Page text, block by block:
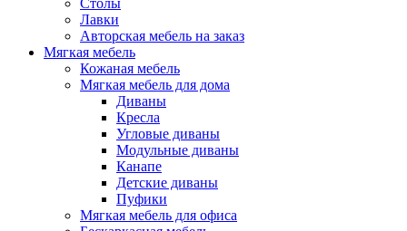
Лавки
Авторская мебель на заказ
Мягкая мебель
Кожаная мебель
Мягкая мебель для дома
Диваны
Кресла
Угловые диваны
Модульные диваны
Канапе
Детские диваны
Пуфики
Мягкая мебель для офиса